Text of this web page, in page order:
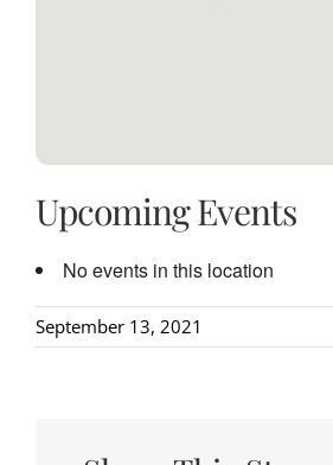
Upcoming Events
No events in this location
September 13, 2021